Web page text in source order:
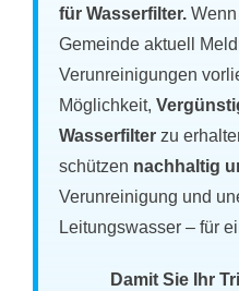
für Wasserfilter.
Gemeinde aktuell
Verunreinigungen
Möglichkeit,
Wasserfilterzu
schützen nachhaltig
Verunreinigung und
Leitungswasser – für
Damit Sie Ihr